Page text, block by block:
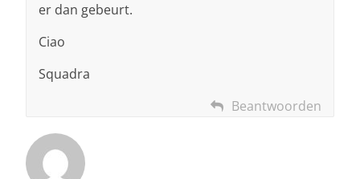
er dan gebeurt.
Ciao
Squadra
Beantwoorden